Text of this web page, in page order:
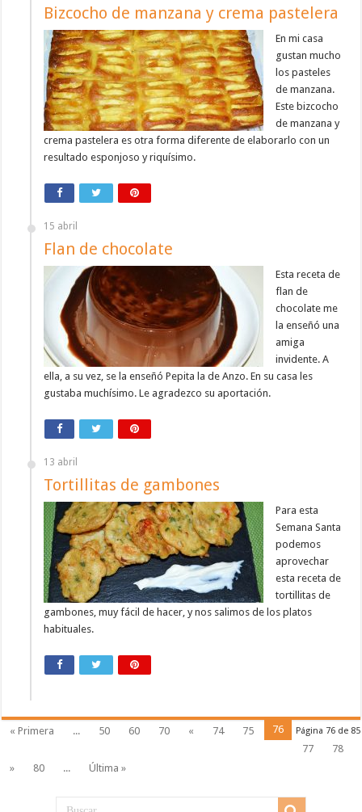
Bizcocho de manzana y crema pastelera
En mi casa
gustan mucho
los pasteles
de manzana.
Este bizcocho
de manzana y
crema pastelera es otra forma diferente de elaborarlo con un
resultado esponjoso y riquísimo.
15 abril
Flan de chocolate
Esta receta de
flan de
chocolate me
la enseñó una
amiga
invidente. A
ella, a su vez, se la enseñó Pepita la de Anzo. En su casa les
gustaba muchísimo. Le agradezco su aportación.
13 abril
Tortillitas de gambones
Para esta
Semana Santa
podemos
aprovechar
esta receta de
tortillitas de
gambones, muy fácil de hacer, y nos salimos de los platos
habituales.
Página 76 de 85
« Primera ... 50 60 70 « 74 75
76
77
78
»
80 ... Última »